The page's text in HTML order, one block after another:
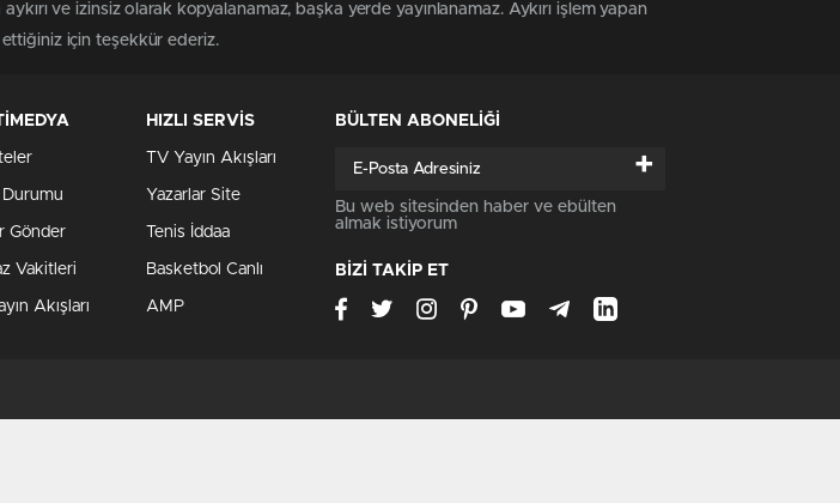
ve izinsiz olarak kopyalanamaz, başka yerde yayınlanamaz. Aykırı işlem yapan
için teşekkür ederiz.
Durumu
Gönder
Vakitleri
Akışları
HIZLI SERVİS
TV Yayın Akışları
Yazarlar Site
Tenis İddaa
Basketbol Canlı
AMP
BÜLTEN ABONELİĞİ
+
Bu web sitesinden haber ve ebülten
almak istiyorum
BİZİ TAKİP ET